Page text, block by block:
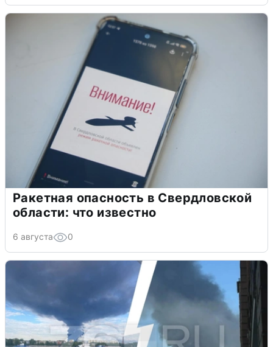
Ракетная опасность в Свердловской
области: что известно
6 августа 0